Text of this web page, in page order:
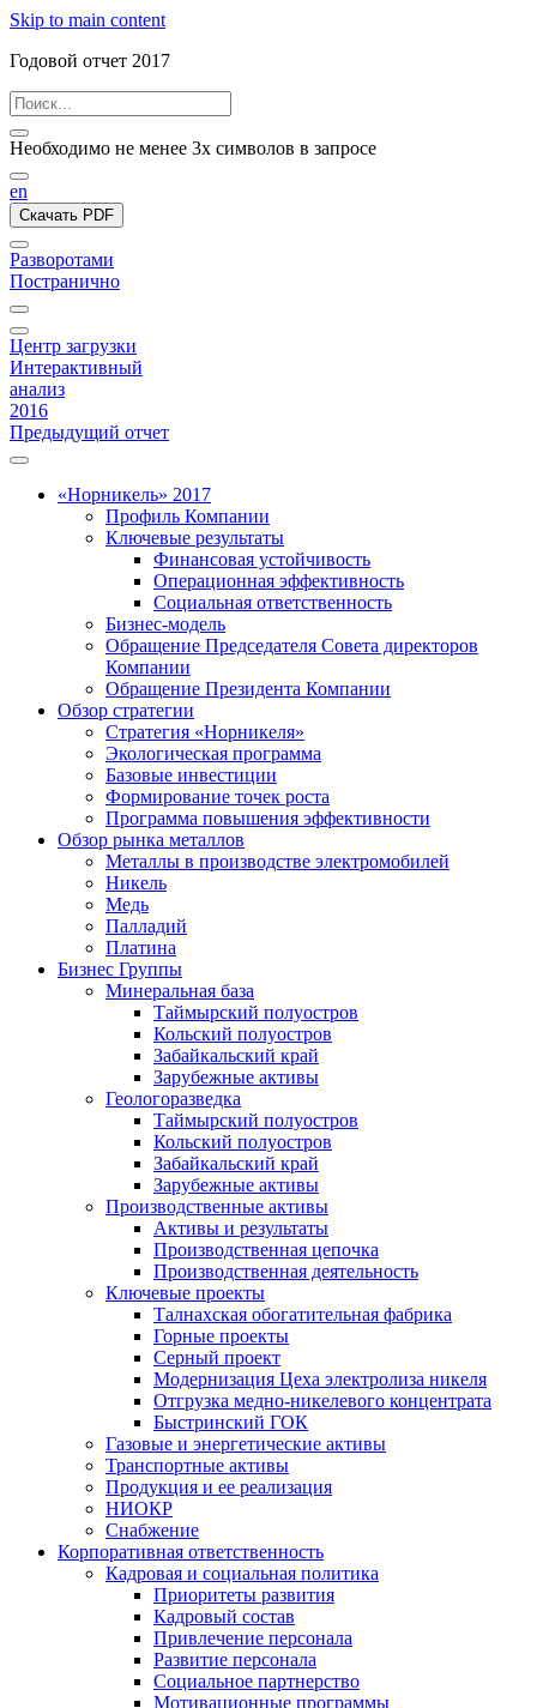
Skip to main content
Годовой отчет 2017
Необходимо не менее 3х символов в запросе
en
Скачать PDF
Разворотами
Постранично
Центр загрузки
Интерактивный
анализ
2016
Предыдущий отчет
«Норникель» 2017
Профиль Компании
Ключевые результаты
Финансовая устойчивость
Операционная эффективность
Социальная ответственность
Бизнес-модель
Обращение Председателя Совета директоров
Компании
Обращение Президента Компании
Обзор стратегии
Стратегия «Норникеля»
Экологическая программа
Базовые инвестиции
Формирование точек роста
Программа повышения эффективности
Обзор рынка металлов
Металлы в производстве электромобилей
Никель
Медь
Палладий
Платина
Бизнес Группы
Минеральная база
Таймырский полуостров
Кольский полуостров
Забайкальский край
Зарубежные активы
Геологоразведка
Таймырский полуостров
Кольский полуостров
Забайкальский край
Зарубежные активы
Производственные активы
Активы и результаты
Производственная цепочка
Производственная деятельность
Ключевые проекты
Талнахская обогатительная фабрика
Горные проекты
Серный проект
Модернизация Цеха электролиза никеля
Отгрузка медно-никелевого концентрата
Быстринский ГОК
Газовые и энергетические активы
Транспортные активы
Продукция и ее реализация
НИОКР
Снабжение
Корпоративная ответственность
Кадровая и социальная политика
Приоритеты развития
Кадровый состав
Привлечение персонала
Развитие персонала
Социальное партнерство
Мотивационные программы